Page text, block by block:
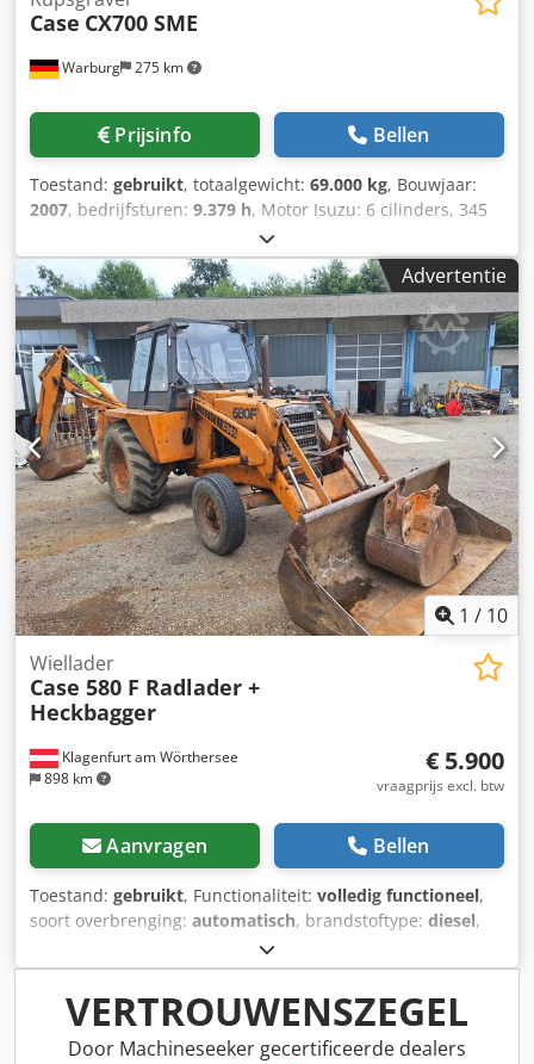
Warburg 275 km
Case CX700 SME
Prijsinfo Bellen
Toestand: gebruikt, totaalgewicht: 69.000 kg, Bouwjaar:
2007, bedrijfsturen: 9.379 h, Motor Isuzu: 6 cilinders, 345
kW – AH-6WG1X – EPA en CE Giek 6,58 m Stel 3 m
Bodemplaten 650 mm Alle hydrauliekslangen
(hamer/grijper en rotatie) Hydraulische snelwissel: OIL
Quick OQ90 of Lehnhoff HS80 Dieplepel – 4,55 m³ SAE
Transportgewicht 69 ton Transportbreedte 3,93 m
Werkbreedte (4,14 m met opstappen) Transporthoogte 4,37
m Dcjdpsul U H Tsfx Am Usk Machine is in onze werkplaats
gereviseerd en gerepareerd Rapport op aanvraag Grote
onderhoudsbeurt uitgevoerd: alle oliën en filters, inclusief
650 liter hydrauliekolie CASE Duitsland maart 2026: De
motor heeft 6 nieuwe injectoren (factuur op aanvraag)
Advertentie
1 / 10
Klagenfurt am Wörthersee
898 km
Wiellader
Case 580 F Radlader +
Heckbagger
€ 5.900
vraagprijs excl. btw
Aanvragen Bellen
Toestand: gebruikt, Functionaliteit: volledig functioneel,
soort overbrenging: automatisch, brandstoftype: diesel,
7.500 kg
registratie:10/1977, Bouwjaar:1977, Uitrusting:
hydraulica, Technisch in orde Dcodpfxot S Idre Am Uek
VERTROUWENSZEGEL
Door Machineseeker gecertificeerde dealers